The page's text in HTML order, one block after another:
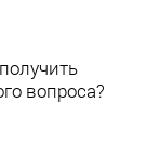
вопроса?